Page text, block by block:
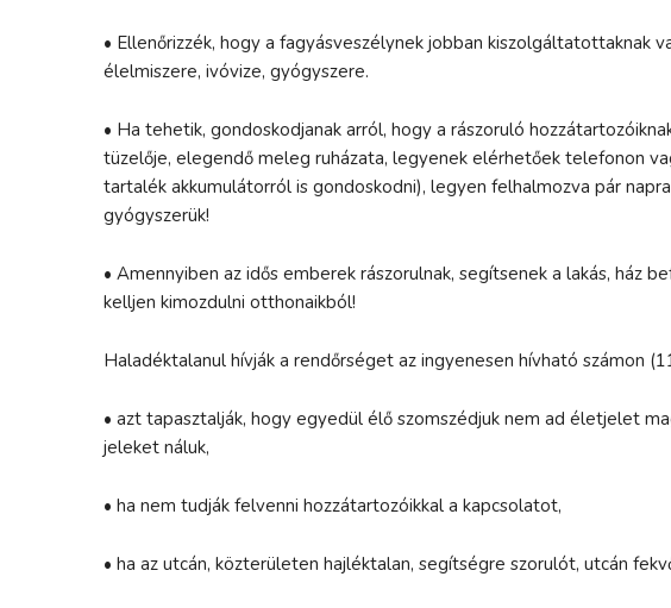
• Ellenőrizzék, hogy a fagyásveszélynek jobban kiszolgáltatottaknak
élelmiszere, ivóvize, gyógyszere.
• Ha tehetik, gondoskodjanak arról, hogy a rászoruló
tüzelője, elegendő meleg ruházata, legyenek elérhetőek telefonon
tartalék akkumulátorról is gondoskodni), legyen felhalmozva pár
gyógyszerük!
• Amennyiben az idős emberek rászorulnak, segítsenek a lakás, ház
kelljen kimozdulni otthonaikból!
Haladéktalanul hívják a rendőrséget az ingyenesen hívható számon
• azt tapasztalják, hogy egyedül élő szomszédjuk nem ad életjelet
jeleket náluk,
• ha nem tudják felvenni hozzátartozóikkal a kapcsolatot,
• ha az utcán, közterületen hajléktalan, segítségre szorulót, utcán